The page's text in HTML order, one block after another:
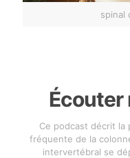
spinal
Écouter
Ce podcast décrit
fréquente de la
intervertébral se